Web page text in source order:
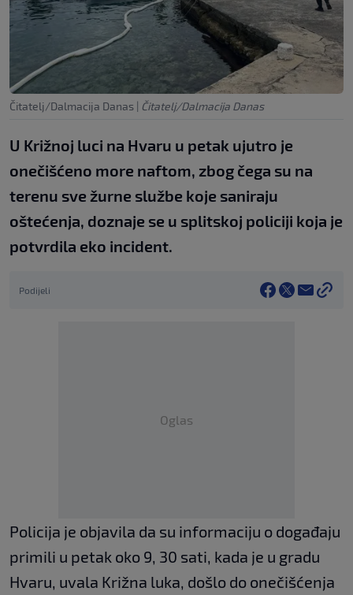
Čitatelj/Dalmacija Danas | Čitatelj/Dalmacija Danas
U Križnoj luci na Hvaru u petak ujutro je
onečišćeno more naftom, zbog čega su na
terenu sve žurne službe koje saniraju
oštećenja, doznaje se u splitskoj policiji koja je
potvrdila eko incident.
Podijeli
Oglas
​Policija je objavila da su informaciju o događaju
primili u petak oko 9​, 30 sati, kada je u gradu
Hvaru, uvala Križna luka, došlo do onečišćenja